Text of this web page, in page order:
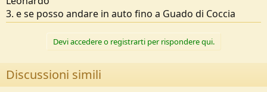
3. e se posso andare in auto fino a Guado di Coccia
Devi accedere o registrarti per rispondere qui.
Discussioni simili